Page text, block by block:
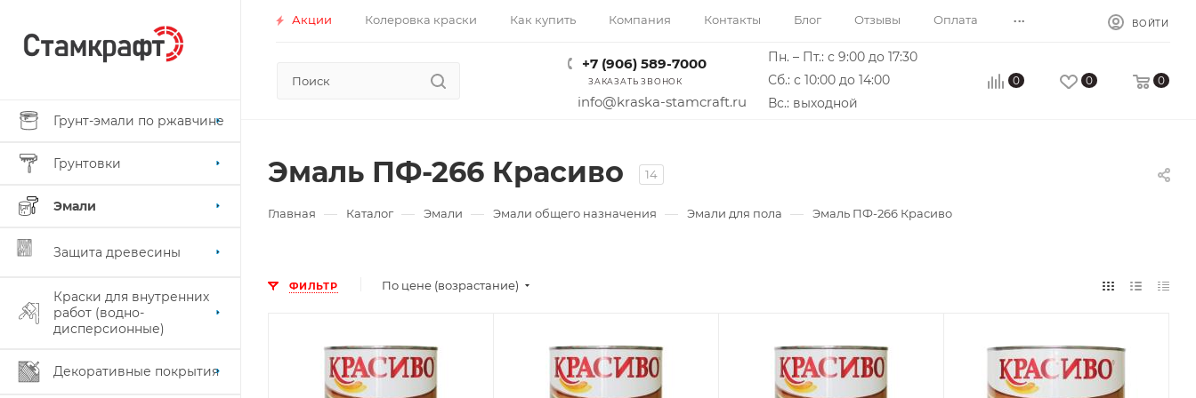
Акции Колеровка краски Как купить Компания Контакты Блог Отзывы Оплата ... ВОЙТИ
+7 (906) 589-7000
ЗАКАЗАТЬ ЗВОНОК
info@kraska-stamcraft.ru
Пн. – Пт.: с 9:00 до 17:30
Сб.: с 10:00 до 14:00
Вс.: выходной
0 0 0
Грунт-эмали по ржавчине
Грунтовки
Эмали
Защита древесины
Краски для внутренних
работ (водно-
дисперсионные)
Декоративные покрытия
Эмаль ПФ-266 Красиво 14
Главная — Каталог — Эмали — Эмали общего назначения — Эмали для пола — Эмаль ПФ-266 Красиво
ФИЛЬТР По цене (возрастание)
Дерево
Нанесение
Дерево
Нанесение
Дерево
Нанесение
Дерево
Нанесение